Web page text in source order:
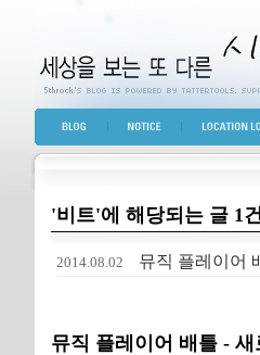
세상을 보는 또 다
BLOG TOP NOTICE LOCATION
'비트'에 해당되는 글 1건
2014.08.02 뮤직 플레이어
뮤직 플레이어 배틀 -